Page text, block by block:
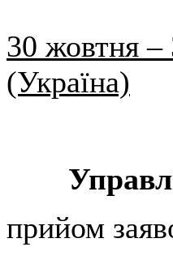
30 жовтня –
(Україна)
прийом